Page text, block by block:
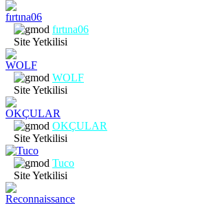
fırtına06
Site Yetkilisi
WOLF
Site Yetkilisi
OKÇULAR
Site Yetkilisi
Tuco
Site Yetkilisi